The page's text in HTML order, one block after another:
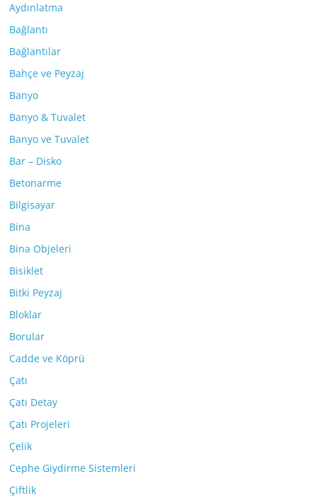
Aydınlatma
Bağlantı
Bağlantılar
Bahçe ve Peyzaj
Banyo
Banyo & Tuvalet
Banyo ve Tuvalet
Bar – Disko
Betonarme
Bilgisayar
Bina
Bina Objeleri
Bisiklet
Bitki Peyzaj
Bloklar
Borular
Cadde ve Köprü
Çatı
Çatı Detay
Çatı Projeleri
Çelik
Cephe Giydirme Sistemleri
Çiftlik